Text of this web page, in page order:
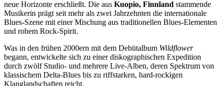
neue Horizonte erschließt. Die aus Kuopio, Finnland stammende
Musikerin prägt seit mehr als zwei Jahrzehnten die internationale
Blues‑Szene mit einer Mischung aus traditionellen Blues‑Elementen
und rohem Rock‑Spirit.
Was in den frühen 2000ern mit dem Debütalbum Wildflower
begann, entwickelte sich zu einer diskographischen Expedition
durch zwölf Studio‑ und mehrere Live‑Alben, deren Spektrum von
klassischem Delta‑Blues bis zu riffstarken, hard‑rockigen
Klanglandschaften reicht.